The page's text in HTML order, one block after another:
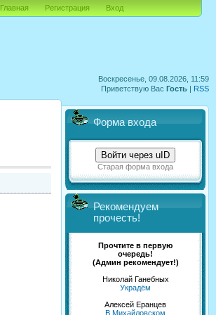
Воскресенье, 09.08.2026, 11:59
Приветствую Вас Гость | RSS
Главная Регистрация Вход
Форма входа
Войти через uID
Старая форма входа
Рекомендуем
прочесть!
Прочтите в первую
очередь!
(Админ рекомендует!)
Николай Ганебных
Украдём
Алексей Еранцев
В Михайловском